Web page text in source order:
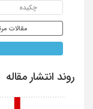
چکیده
مقالات
روند انتشار مقاله